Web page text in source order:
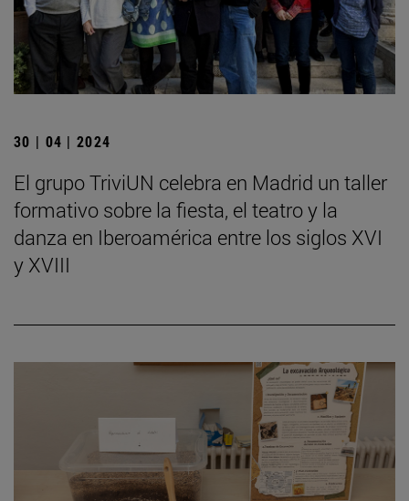
30 | 04 | 2024
El grupo TriviUN celebra en Madrid un taller
formativo sobre la fiesta, el teatro y la
danza en Iberoamérica entre los siglos XVI
y XVIII